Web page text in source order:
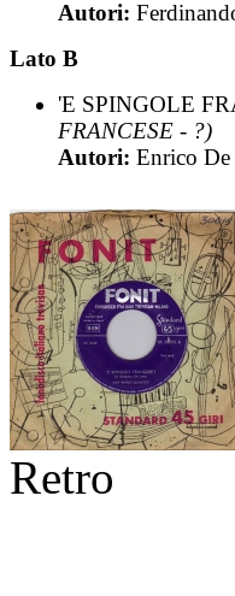
Autori:
Lato B
'E SPINGOLE
FRANCESE - ?)
Autori: Enrico
Retro